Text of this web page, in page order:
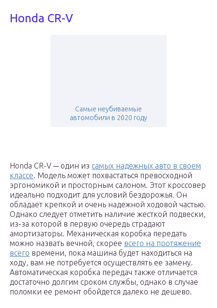
Honda CR-V
Самые неубиваемые
автомобили в 2020 году
Honda CR-V ─ один из самых надежных авто в своем
классе. Модель может похвастаться превосходной
эргономикой и просторным салоном. Этот кроссовер
идеально подходит для условий бездорожья. Он
обладает крепкой и очень надежной ходовой частью.
Однако следует отметить наличие жесткой подвески,
из-за которой в первую очередь страдают
амортизаторы. Механическая коробка передать
можно назвать вечной, скорее всего на протяжение
всего времени, пока машина будет находиться на
ходу, вам не потребуется осуществлять ее замену.
Автоматическая коробка передач также отличается
достаточно долгим сроком службы, однако в случае
поломки ее ремонт обойдется далеко не дешево.